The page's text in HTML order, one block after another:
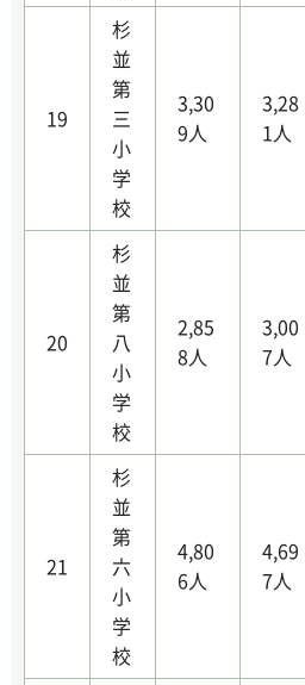
19
杉
並
第
三
小
学
校
3,30
9人
3,28
1人
20
杉
並
第
八
小
学
校
2,85
8人
3,00
7人
21
杉
並
第
六
小
学
校
4,80
6人
4,69
7人